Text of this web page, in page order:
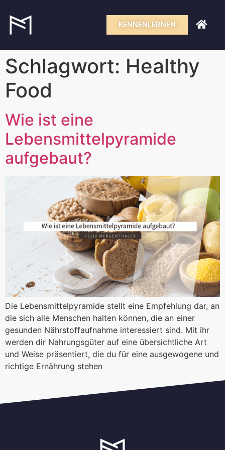
KENNENLERNEN
Schlagwort: Healthy
Food
Wie ist eine
Lebensmittelpyramide
aufgebaut?
Die Lebensmittelpyramide stellt eine Empfehlung dar, an
die sich alle Menschen halten können, die an einer
gesunden Nährstoffaufnahme interessiert sind. Mit ihr
werden dir Nahrungsgüter auf eine übersichtliche Art
und Weise präsentiert, die du für eine ausgewogene und
richtige Ernährung stehen